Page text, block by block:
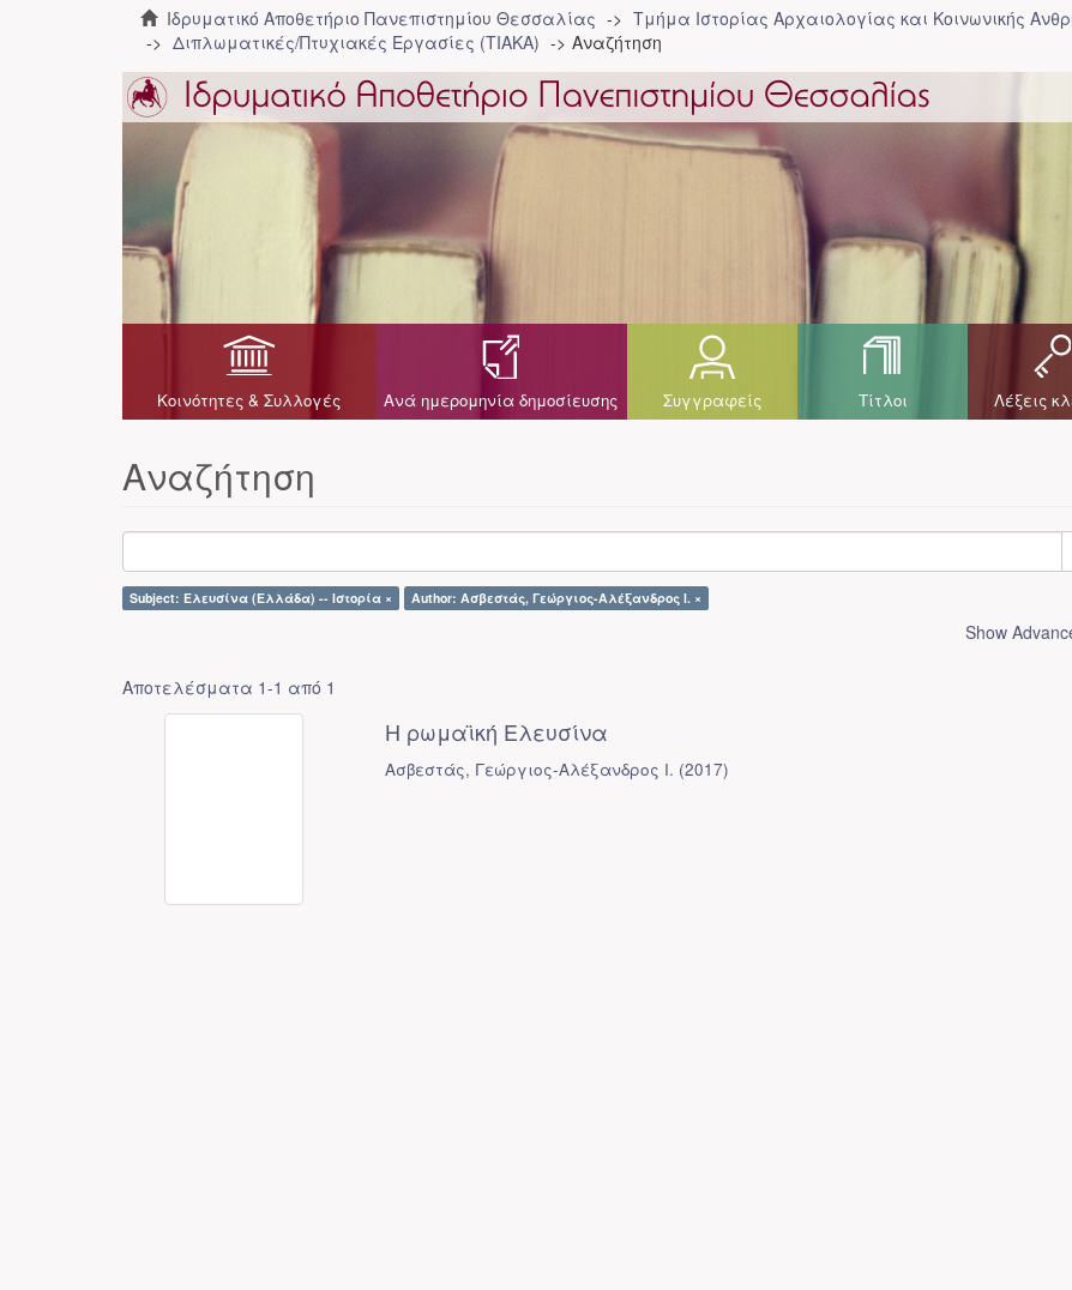
Ιδρυματικό Αποθετήριο Πανεπιστημίου Θεσσαλίας
Τμήμα Ιστορίας Αρχαιολογίας και Κοινωνικής
Διπλωματικές/Πτυχιακές Εργασίες (ΤΙΑΚΑ)
Αναζήτηση
Κοινότητες & Συλλογές Ανά ημερομηνία δημοσίευσης Συγγραφείς Τίτλοι Λέξεις
Αναζήτηση
Subject: Ελευσίνα (Ελλάδα) -- Ιστορία × Author: Ασβεστάς, Γεώργιος-Αλέξανδρος Ι. ×
Show
Αποτελέσματα 1-1 από 1
Η ρωμαϊκή Ελευσίνα
Ασβεστάς, Γεώργιος-Αλέξανδρος Ι. (2017)